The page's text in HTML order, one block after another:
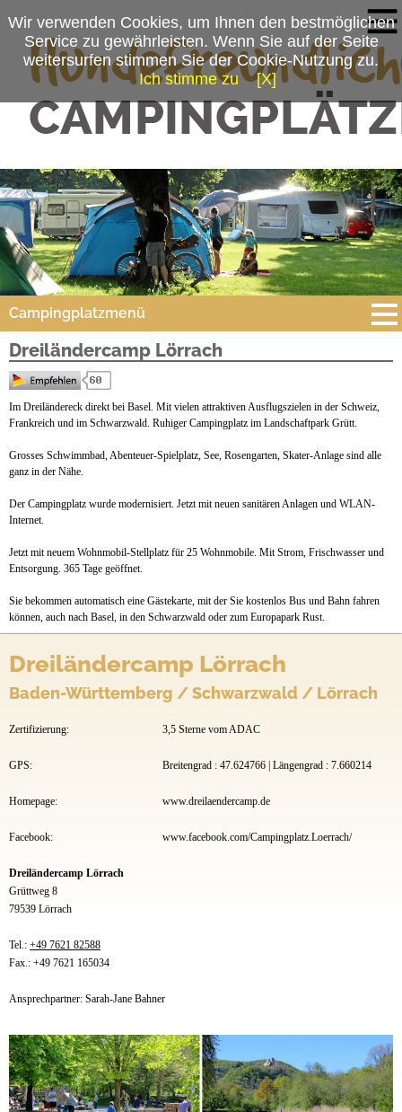
Campingplatzmenü
Platzdaten
Preise & Prospekte
Anfahrt
Dreiländercamp Lörrach
Im Dreiländereck direkt bei Basel. Mit vielen attraktiven Ausflugszielen in der Schweiz,
Frankreich und im Schwarzwald. Ruhiger Campingplatz im Landschaftpark Grütt.
Grosses Schwimmbad, Abenteuer-Spielplatz, See, Rosengarten, Skater-Anlage sind alle
ganz in der Nähe.
Der Campingplatz wurde modernisiert. Jetzt mit neuen sanitären Anlagen und WLAN-
Internet.
Jetzt mit neuem Wohnmobil-Stellplatz für 25 Wohnmobile. Mit Strom, Frischwasser und
Entsorgung. 365 Tage geöffnet.
Sie bekommen automatisch eine Gästekarte, mit der Sie kostenlos Bus und Bahn fahren
können, auch nach Basel, in den Schwarzwald oder zum Europapark Rust.
Dreiländercamp Lörrach
Baden-Württemberg / Schwarzwald / Lörrach
Zertifizierung: 3,5 Sterne vom ADAC
GPS: Breitengrad : 47.624766 | Längengrad : 7.660214
Homepage: www.dreilaendercamp.de
Facebook: www.facebook.com/Campingplatz.Loerrach/
Dreiländercamp Lörrach
Grüttweg 8
79539 Lörrach
Tel.: +49 7621 82588
Fax.: +49 7621 165034
Ansprechpartner: Sarah-Jane Bahner
Wir verwenden Cookies, um Ihnen den bestmöglichen
Service zu gewährleisten. Wenn Sie auf der Seite
weitersurfen stimmen Sie der Cookie-Nutzung zu.
Ich stimme zu
[X]